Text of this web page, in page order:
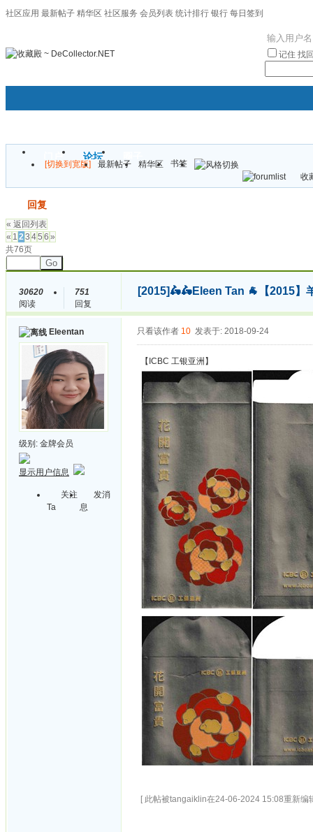
社区应用 最新帖子 精华区 社区服务 会员列表 统计排行 银行 每日签到
记住 找
门户 论坛
[切换到宽版] 最新帖子 精华区
书签
收
回复
« 返回列表
« 1 23 45 6 »
共76页
Go
30620
阅读
751
回复
[2015]🛵🛵Eleen Tan 🐐【2015】
Eleentan
级别: 金牌会员
显示用户信息
关注
Ta
发消
息
只看该作者 10 发表于: 2018-09-24
【ICBC 工银亚洲】
[ 此帖被tangaiklin在24-06-2024 15:08重新编